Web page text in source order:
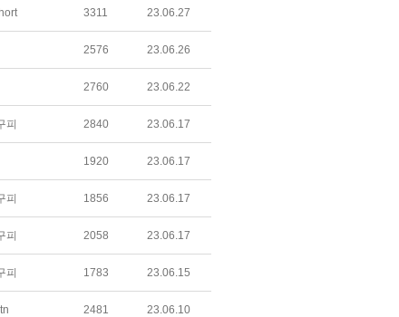
3311 23.06.27
2576 23.06.26
2760 23.06.22
피 2840 23.06.17
1920 23.06.17
피 1856 23.06.17
피 2058 23.06.17
피 1783 23.06.15
2481 23.06.10